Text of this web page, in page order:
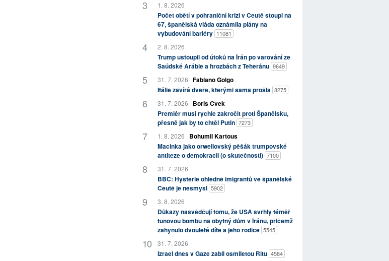
1. 8. 2026
Počet obětí v pohraniční krizi v Ceutě stoupl na
67, španělská vláda oznámila plány na
vybudování bariéry 11081
2. 8. 2026
Trump ustoupil od útoků na Írán po varování ze
Saúdské Arábie a hrozbách z Teheránu 9649
31. 7. 2026 Fabiano Golgo
Itálie zavírá dveře, kterými sama prošla 8275
31. 7. 2026
Boris Cvek
Premiér musí rychle zakročit proti Španělsku,
přesně jak by to chtěl Putin 7273
1. 8. 2026
Bohumil Kartous
Macinka jako orwellovský pěšák trumpovské
antiteze o demokracii (o skutečnosti) 7100
31. 7. 2026
BBC: Hysterie ohledně imigrantů ve španělské
Ceutě je nesmysl 5902
3. 8. 2026
Důkazy nasvědčují tomu, že USA svrhly téměř
tunovou bombu na obytný dům v Íránu, přičemž
zahynulo dvouleté dítě a jeho rodiče 5545
31. 7. 2026
Izrael dnes v Gaze zabil osmiletou Ritu 4584